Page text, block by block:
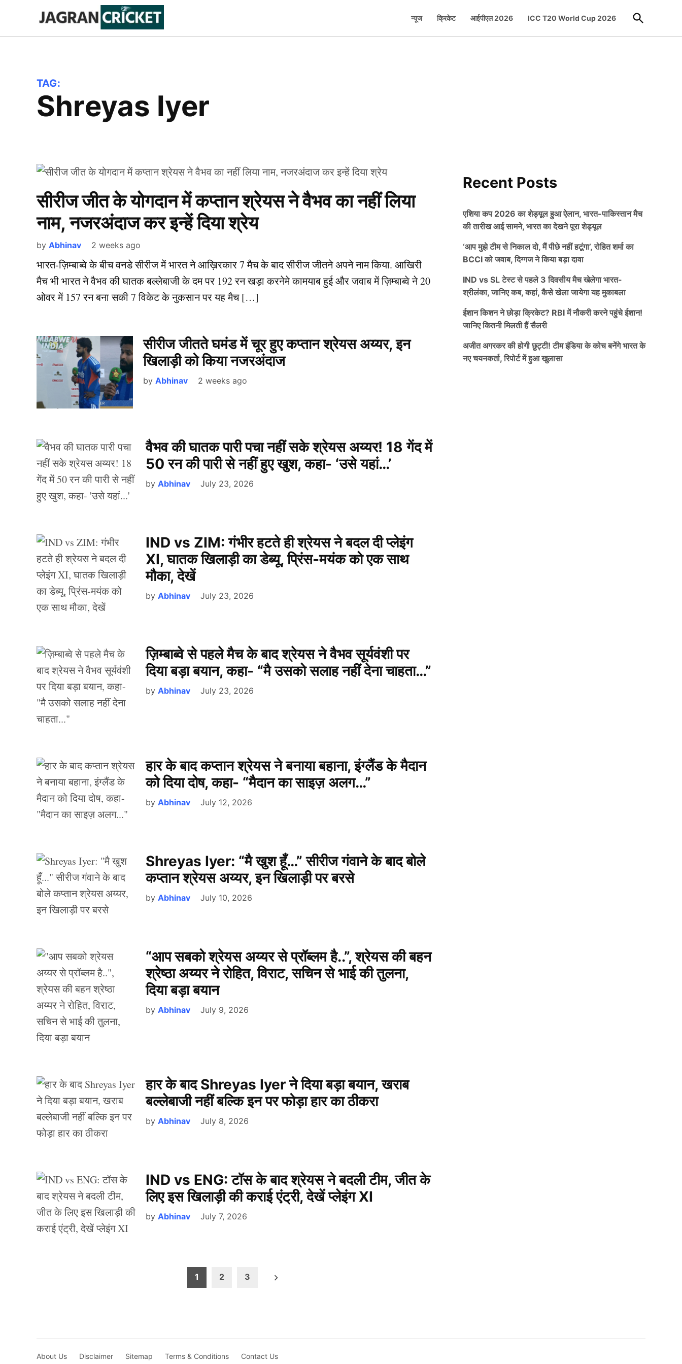
content
Cricket
न्यूज क्रिकेट आईपीएल 2026 ICC T20 World Cup 2026
Open
Search
TAG:
Shreyas Iyer
सीरीज जीत के योगदान में कप्तान श्रेयस ने वैभव का नहीं लिया
नाम, नजरअंदाज कर इन्हें दिया श्रेय
by Abhinav 2 weeks ago
भारत-ज़िम्बाब्वे के बीच वनडे सीरीज में भारत ने आख़िरकार 7 मैच के बाद सीरीज जीतने अपने नाम किया. आखिरी
मैच भी भारत ने वैभव की घातक बल्लेबाजी के दम पर 192 रन खड़ा करनेमे कामयाब हुई और जवाब में ज़िम्बाब्वे ने 20
ओवर में 157 रन बना सकी 7 विकेट के नुकसान पर यह मैच […]
सीरीज जीतते घमंड में चूर हुए कप्तान श्रेयस अय्यर, इन
खिलाड़ी को किया नजरअंदाज
by Abhinav 2 weeks ago
वैभव की घातक पारी पचा नहीं सके श्रेयस अय्यर! 18 गेंद में
50 रन की पारी से नहीं हुए खुश, कहा- ‘उसे यहां…’
by Abhinav July 23, 2026
IND vs ZIM: गंभीर हटते ही श्रेयस ने बदल दी प्लेइंग
XI, घातक खिलाड़ी का डेब्यू, प्रिंस-मयंक को एक साथ
मौका, देखें
by Abhinav July 23, 2026
ज़िम्बाब्वे से पहले मैच के बाद श्रेयस ने वैभव सूर्यवंशी पर
दिया बड़ा बयान, कहा- “मै उसको सलाह नहीं देना चाहता…”
by Abhinav July 23, 2026
हार के बाद कप्तान श्रेयस ने बनाया बहाना, इंग्लैंड के मैदान
को दिया दोष, कहा- “मैदान का साइज़ अलग…”
by Abhinav July 12, 2026
Shreyas Iyer: “मै खुश हूँ…” सीरीज गंवाने के बाद बोले
कप्तान श्रेयस अय्यर, इन खिलाड़ी पर बरसे
by Abhinav July 10, 2026
“आप सबको श्रेयस अय्यर से प्रॉब्लम है..”, श्रेयस की बहन
श्रेष्ठा अय्यर ने रोहित, विराट, सचिन से भाई की तुलना,
दिया बड़ा बयान
by Abhinav July 9, 2026
हार के बाद Shreyas Iyer ने दिया बड़ा बयान, खराब
बल्लेबाजी नहीं बल्कि इन पर फोड़ा हार का ठीकरा
by Abhinav July 8, 2026
IND vs ENG: टॉस के बाद श्रेयस ने बदली टीम, जीत के
लिए इस खिलाड़ी की कराई एंट्री, देखें प्लेइंग XI
by Abhinav July 7, 2026
1 2 3
Recent Posts
एशिया कप 2026 का शेड्यूल हुआ ऐलान, भारत-पाकिस्तान मैच
की तारीख आई सामने, भारत का देखने पूरा शेड्यूल
‘आप मुझे टीम से निकाल दो, मैं पीछे नहीं हटूंगा’, रोहित शर्मा का
BCCI को जवाब, दिग्गज ने किया बड़ा दावा
IND vs SL टेस्ट से पहले 3 दिवसीय मैच खेलेगा भारत-
श्रीलंका, जानिए कब, कहां, कैसे खेला जायेगा यह मुकाबला
ईशान किशन ने छोड़ा क्रिकेट? RBI में नौकरी करने पहुंचे ईशान!
जानिए कितनी मिलती हैं सैलरी
अजीत अगरकर की होगी छुट्टी! टीम इंडिया के कोच बनेंगे भारत के
नए चयनकर्ता, रिपोर्ट में हुआ खुलासा
About Us Disclaimer Sitemap Terms & Conditions Contact Us